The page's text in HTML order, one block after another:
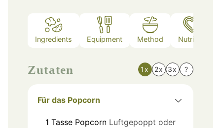
Ingredients Equipment Method Nutrition
Zutaten 1x 2x 3x ?
Für das Popcorn
1 Tasse Popcorn Luftgepoppt oder